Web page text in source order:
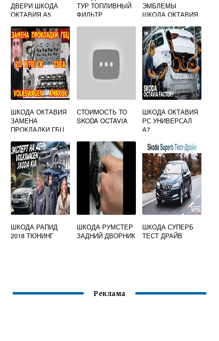
ДВЕРИ ШКОДА
ОКТАВИЯ А5
ТУР ТОПЛИВНЫЙ
ФИЛЬТР
ЭМБЛЕМЫ
ШКОДА ОКТАВИЯ
ШКОДА ОКТАВИЯ
ЗАМЕНА
ПРОКЛАДКИ ГБЦ
СТОИМОСТЬ ТО
SKODA OCTAVIA
ШКОДА ОКТАВИЯ
РС УНИВЕРСАЛ
А7
ШКОДА РАПИД
2018 ТЮНИНГ
ШКОДА РУМСТЕР
ЗАДНИЙ ДВОРНИК
ШКОДА СУПЕРБ
ТЕСТ ДРАЙВ
Реклама